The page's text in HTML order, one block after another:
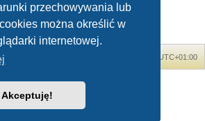
przechowywania lub
można określić w
internetowej.
Akceptuję!
Posty: 16 • Strona1z1
UTC+01:00
Dinozaury.com© 2006-2020
phpBB® Forum Software © phpBB Limited
pakiet językowy dostarcza